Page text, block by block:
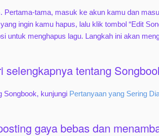
Pertama-tama, masuk ke akun kamu dan
ingin kamu hapus, lalu klik tombol “Edit
untuk menghapus lagu. Langkah ini akan
selengkapnya tentang
Songbook, kunjungi Pertanyaan yang Sering
gaya bebas dan